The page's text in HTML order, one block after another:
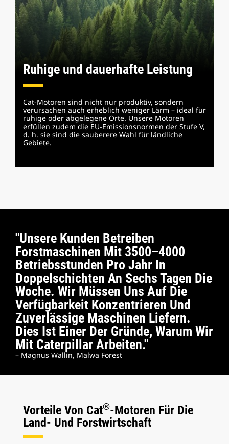
Ruhige und dauerhafte Leistung
Cat-Motoren sind nicht nur produktiv, sondern
verursachen auch erheblich weniger Lärm – ideal für
ruhige oder abgelegene Orte. Unsere Motoren
erfüllen zudem die EU-Emissionsnormen der Stufe V,
d. h. sie sind die sauberere Wahl für ländliche
Gebiete.
"Unsere Kunden Betreiben
Forstmaschinen Mit 3500–4000
Betriebsstunden Pro Jahr In
Doppelschichten An Sechs Tagen Die
Woche. Wir Müssen Uns Auf Die
Verfügbarkeit Konzentrieren Und
Zuverlässige Maschinen Liefern.
Dies Ist Einer Der Gründe, Warum Wir
Mit Caterpillar Arbeiten."
– Magnus Wallin, Malwa Forest
Vorteile Von Cat®-Motoren Für Die
Land- Und Forstwirtschaft